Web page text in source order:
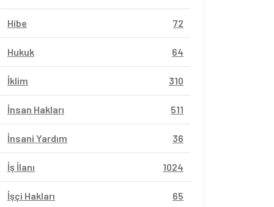
Hibe 72
Hukuk 64
İklim 310
İnsan Hakları 511
İnsani Yardım 36
İş İlanı 1024
İşçi Hakları 65